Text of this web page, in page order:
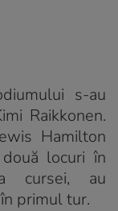
s-au
Raikkonen.
Hamilton
locuri în
cursei, au
primul tur.